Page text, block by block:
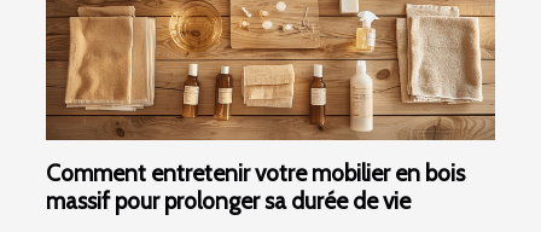
Comment entretenir votre mobilier en bois
massif pour prolonger sa durée de vie